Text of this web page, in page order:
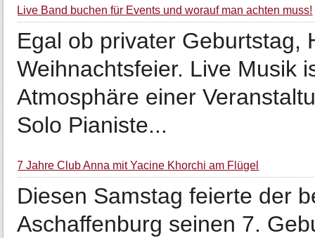
Live Band buchen für Events und worauf man achten muss!
Egal ob privater Geburtstag,
Weihnachtsfeier. Live Musik
Atmosphäre einer
Solo Pianiste...
7 Jahre Club Anna mit Yacine Khorchi am Flügel
Diesen Samstag feierte der
Aschaffenburg seinen 7.